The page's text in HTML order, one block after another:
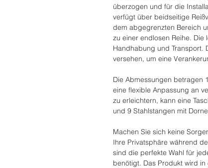
überzogen und für die
verfügt über beidseitige
dem abgegrenzten Bereich
zu einer endlosen Reihe.
Handhabung und Transport.
versehen, um eine
Die Abmessungen betragen
eine flexible Anpassung an
zu erleichtern, kann eine
und 9 Stahlstangen mit
Machen Sie sich keine
Ihre Privatsphäre während
sind die perfekte Wahl für
benötigt. Das Produkt wird